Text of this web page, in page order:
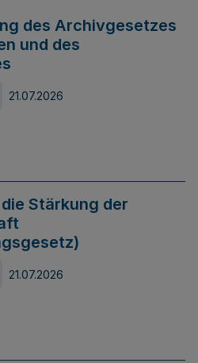
des Archivgesetzes
und des
21.07.2026
Stärkung der
21.07.2026